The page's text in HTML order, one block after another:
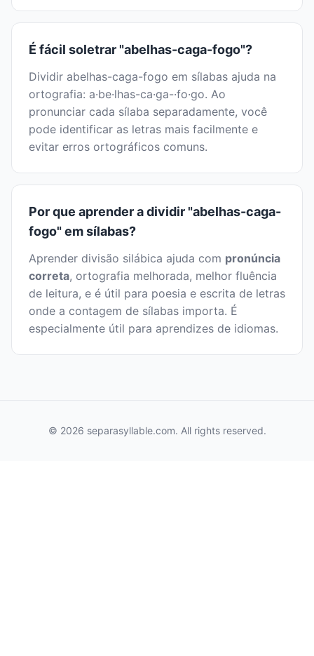
É fácil soletrar "abelhas-caga-fogo"?
Dividir abelhas-caga-fogo em sílabas ajuda na
ortografia: a·be·lhas-ca·ga-·fo·go. Ao
pronunciar cada sílaba separadamente, você
pode identificar as letras mais facilmente e
evitar erros ortográficos comuns.
Por que aprender a dividir "abelhas-caga-
fogo" em sílabas?
Aprender divisão silábica ajuda com pronúncia
correta, ortografia melhorada, melhor fluência
de leitura, e é útil para poesia e escrita de letras
onde a contagem de sílabas importa. É
especialmente útil para aprendizes de idiomas.
© 2026 separasyllable.com. All rights reserved.